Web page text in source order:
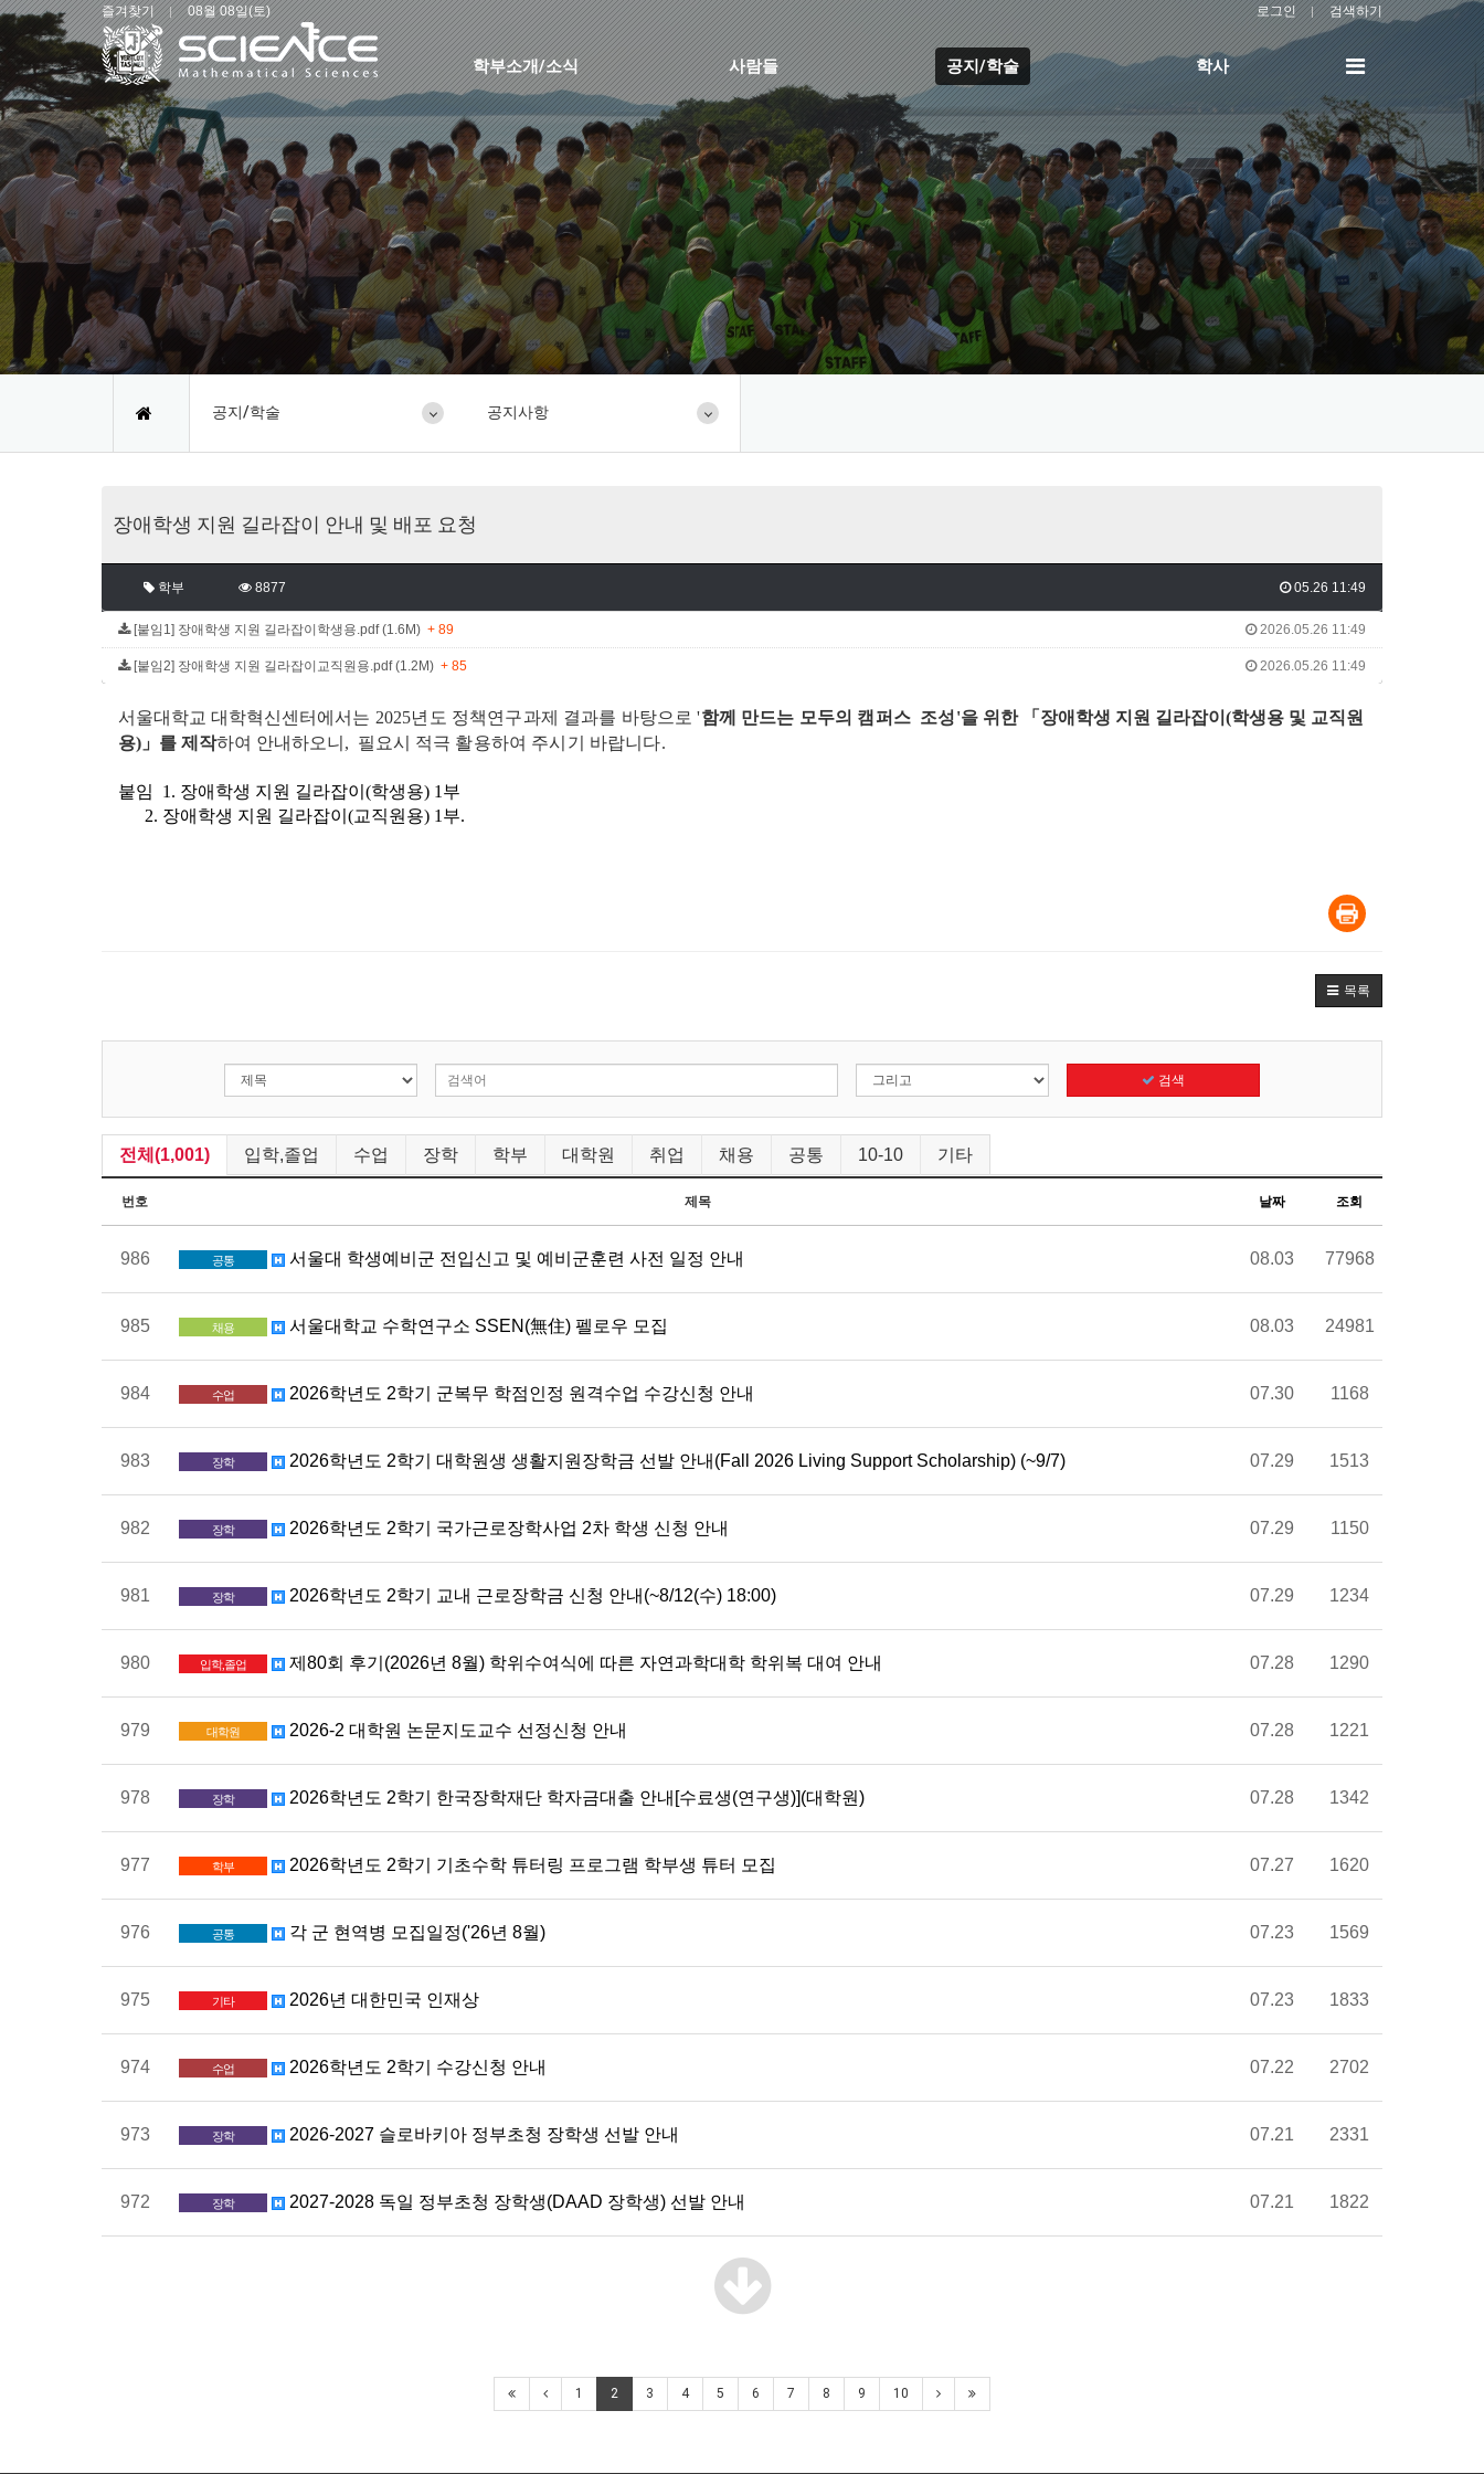
즐겨찾기 08월 08일(토) 로그인 검색하기
학부소개/소식 사람들 공지/학술 학사
전
메
뉴
공지/학술 공지사항
장애학생 지원 길라잡이 안내 및 배포 요청
학부 8877 05.26 11:49
2026.05.26 11:49
[붙임1] 장애학생 지원 길라잡이학생용.pdf (1.6M) + 89
2026.05.26 11:49
[붙임2] 장애학생 지원 길라잡이교직원용.pdf (1.2M) + 85
서울대학교 대학혁신센 터에서는 2025년도 정책연구과제 결과를 바탕으로 '함께 만드는 모두의 캠퍼스 조성'을 위한 「장애학생 지원 길라잡이(학생용 및 교직원
용)」를 제작하여 안내하오니, 필요시 적극 활용하여 주시기 바랍니다.
붙임 1. 장애학생 지원 길라잡이(학생용) 1부
2. 장애학생 지원 길라잡이(교직원용) 1부.
목록
검색
전체(1,001) 입학,졸업 수업 장학 학부 대학원 취업 채용 공통 10-10 기타
번호 제목 날짜 조회
986 공통 서울대 학생예비군 전입신고 및 예비군훈련 사전 일정 안내 08.03 77968
985 채용 서울대학교 수학연구소 SSEN(無住) 펠로우 모집 08.03 24981
984 수업 2026학년도 2학기 군복무 학점인정 원격수업 수강신청 안내 07.30 1168
983 장학 2026학년도 2학기 대학원생 생활지원장학금 선발 안내(Fall 2026 Living Support Scholarship) (~9/7) 07.29 1513
982 장학 2026학년도 2학기 국가근로장학사업 2차 학생 신청 안내 07.29 1150
981 장학 2026학년도 2학기 교내 근로장학금 신청 안내(~8/12(수) 18:00) 07.29 1234
980 입학,졸업 제80회 후기(2026년 8월) 학위수여식에 따른 자연과학대학 학위복 대여 안내 07.28 1290
979 대학원 2026-2 대학원 논문지도교수 선정신청 안내 07.28 1221
978 장학 2026학년도 2학기 한국장학재단 학자금대출 안내[수료생(연구생)](대학원) 07.28 1342
977 학부 2026학년도 2학기 기초수학 튜터링 프로그램 학부생 튜터 모집 07.27 1620
976 공통 각 군 현역병 모집일정('26년 8월) 07.23 1569
975 기타 2026년 대한민국 인재상 07.23 1833
974 수업 2026학년도 2학기 수강신청 안내 07.22 2702
973 장학 2026-2027 슬로바키아 정부초청 장학생 선발 안내 07.21 2331
972 장학 2027-2028 독일 정부초청 장학생(DAAD 장학생) 선발 안내 07.21 1822
1 2 3 4 5 6 7 8 9 10